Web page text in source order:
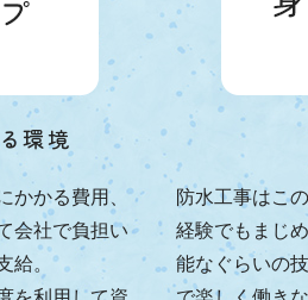
環境
かかる費用、
会社で負担い
給。
防水工事はこ
経験でもまじ
能なぐらいの